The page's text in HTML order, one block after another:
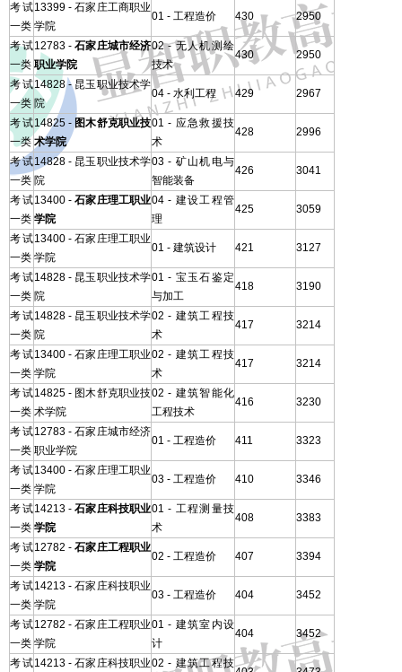
考试
一类
13399 - 石家庄工商职业
学院
01 - 工程造价 430 2950
考试
一类
12783 -石家庄城市经济
职业学院
02 - 无人机测绘
技术
430 2950
考试
一类
14828 - 昆玉职业技术学
院
04 - 水利工程 429 2967
考试
一类
14825 -图木舒克职业技
术学院
01 - 应急救援技
术
428 2996
考试
一类
14828 - 昆玉职业技术学
院
03 - 矿山机电与
智能装备
426 3041
考试
一类
13400 -石家庄理工职业
学院
04 - 建设工程管
理
425 3059
考试
一类
13400 - 石家庄理工职业
学院
01 - 建筑设计 421 3127
考试
一类
14828 - 昆玉职业技术学
院
01 - 宝玉石鉴定
与加工
418 3190
考试
一类
14828 - 昆玉职业技术学
院
02 - 建筑工程技
术
417 3214
考试
一类
13400 - 石家庄理工职业
学院
02 - 建筑工程技
术
417 3214
考试
一类
14825 - 图木舒克职业技
术学院
02 - 建筑智能化
工程技术
416 3230
考试
一类
12783 - 石家庄城市经济
职业学院
01 - 工程造价 411 3323
考试
一类
13400 - 石家庄理工职业
学院
03 - 工程造价 410 3346
考试
一类
14213 -石家庄科技职业
学院
01 - 工程测量技
术
408 3383
考试
一类
12782 -石家庄工程职业
学院
02 - 工程造价 407 3394
考试
一类
14213 - 石家庄科技职业
学院
03 - 工程造价 404 3452
考试
一类
12782 - 石家庄工程职业
学院
01 - 建筑室内设
计
404 3452
考试14213 - 石家庄科技职业02 - 建筑工程技